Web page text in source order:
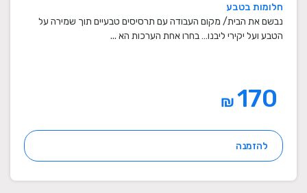
חלומות בטבע
נבשם את הבית/ מקום העבודה עם תרסיסים טבעיים תוך שמירה על
הטבע ועל יקירי ליבנו… בחרו אחת הערכות הא ...
₪
להזמנה